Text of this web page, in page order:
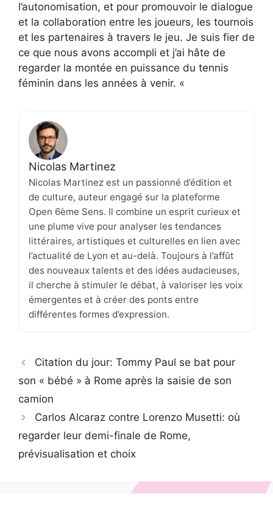
l’autonomisation, et pour promouvoir le dialogue
et la collaboration entre les joueurs, les tournois
et les partenaires à travers le jeu. Je suis fier de
ce que nous avons accompli et j’ai hâte de
regarder la montée en puissance du tennis
féminin dans les années à venir. «
Nicolas Martinez
Nicolas Martinez est un passionné d’édition et
de culture, auteur engagé sur la plateforme
Open 6ème Sens. Il combine un esprit curieux et
une plume vive pour analyser les tendances
littéraires, artistiques et culturelles en lien avec
l’actualité de Lyon et au-delà. Toujours à l’affût
des nouveaux talents et des idées audacieuses,
il cherche à stimuler le débat, à valoriser les voix
émergentes et à créer des ponts entre
différentes formes d’expression.
Citation du jour: Tommy Paul se bat pour
son « bébé » à Rome après la saisie de son
camion
Carlos Alcaraz contre Lorenzo Musetti: où
regarder leur demi-finale de Rome,
prévisualisation et choix